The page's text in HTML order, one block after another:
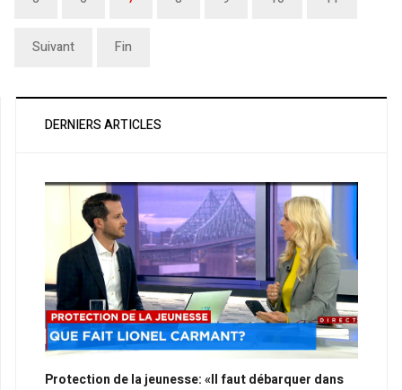
Suivant Fin
DERNIERS ARTICLES
Protection de la jeunesse: «Il faut débarquer dans